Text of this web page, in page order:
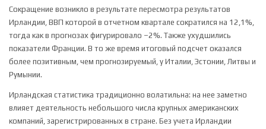
Сокращение возникло в результате пересмотра результатов
Ирландии, ВВП которой в отчетном квартале сократился на 12,1%,
тогда как в прогнозах фигурировало –2%. Также ухудшились
показатели Франции. В то же время итоговый подсчет оказался
более позитивным, чем прогнозируемый, у Италии, Эстонии, Литвы и
Румынии.
Ирландская статистика традиционно волатильна: на нее заметно
влияет деятельность небольшого числа крупных американских
компаний, зарегистрированных в стране. Без учета Ирландии